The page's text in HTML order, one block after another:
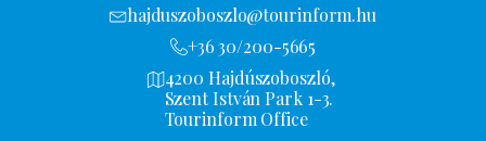
hajduszoboszlo@tourinform.hu
+36 30/200-5665
4200 Hajdúszoboszló,
Szent István Park 1-3.
Tourinform Office